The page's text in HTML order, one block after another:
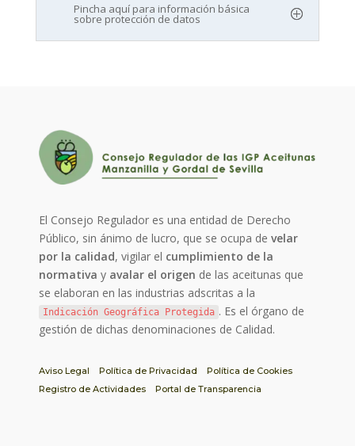
Pincha aquí para información básica
sobre protección de datos
El Consejo Regulador es una entidad de Derecho
Público, sin ánimo de lucro, que se ocupa develar
por la calidad, vigilar el cumplimiento de la
normativa y avalar el origen de las aceitunas que
se elaboran en las industrias adscritas a la
Indicación Geográfica Protegida . Es el órgano de
gestión de dichas denominaciones de Calidad.
Aviso Legal Política de Privacidad
Política de Cookies
Registro de Actividades
Portal de Transparencia